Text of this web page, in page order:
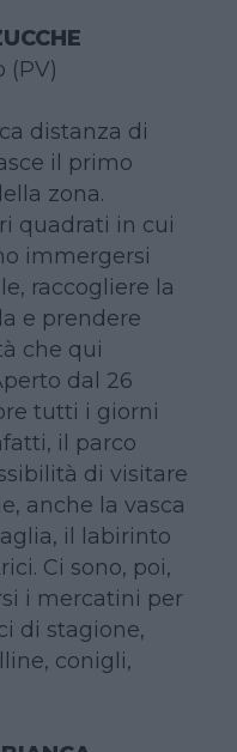
(PV)
distanza di
il primo
zona.
quadrati in cui
immergersi
raccogliere la
e prendere
che qui
dal 26
tutti i giorni
il parco
di visitare
anche la vasca
il labirinto
Ci sono, poi,
i mercatini per
di stagione,
conigli,